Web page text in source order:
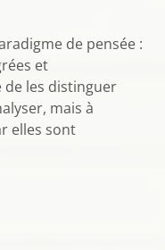
de pensée :
et
de les distinguer
mais à
elles sont